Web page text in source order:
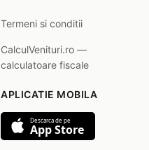
Termeni si conditii
CalculVenituri.ro —
calculatoare fiscale
APLICATIE MOBILA
Descarca de pe
App Store